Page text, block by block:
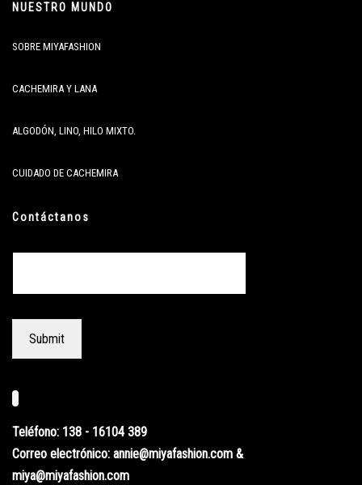
NUESTRO MUNDO
SOBRE MIYAFASHION
CACHEMIRA Y LANA
ALGODÓN, LINO, HILO MIXTO.
CUIDADO DE CACHEMIRA
Contáctanos
Teléfono: 138 - 16104 389
Correo electrónico: annie@miyafashion.com &
miya@miyafashion.com